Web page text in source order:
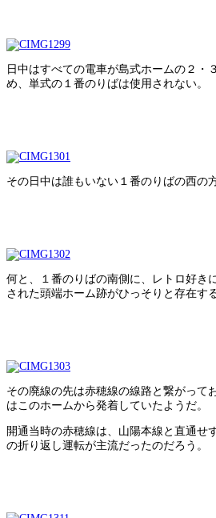
日中はすべての電車が島式ホームの２・
め、単式の１番のりばは使用されない。
その日中は誰もいない１番のりばの西の
何と、１番のりばの南側に、レトロ好き
された頭端ホーム跡がひっそりと存在す
その廃線の先は赤穂線の線路と繋がって
はこのホームから発着していたようだ。
開通当時の赤穂線は、山陽本線と直通せ
の折り返し運転が主流だったのだろう。